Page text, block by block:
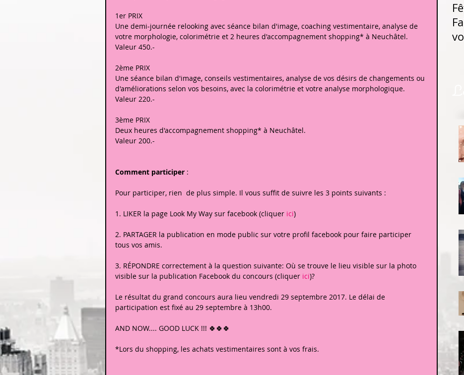
1er PRIX
Une demi-journée relooking avec séance bilan d'image, coaching vestimentaire, analyse de
votre morphologie, colorimétrie et 2 heures d'accompagnement shopping* à Neuchâtel.
Valeur 450.-
2ème PRIX
Une séance bilan d'image, conseils vestimentaires, analyse de vos désirs de changements ou
d'améliorations selon vos besoins, avec la colorimétrie et votre analyse morphologique.
Valeur 220.-
3ème PRIX
Deux heures d'accompagnement shopping* à Neuchâtel.
Valeur 200.-
Comment participer :
Pour participer, rien  de plus simple. Il vous suffit de suivre les 3 points suivants :
1. LIKER la page Look My Way sur facebook (cliquer ici)
2. PARTAGER la publication en mode public sur votre profil facebook pour faire participer
tous vos amis.
3. RÉPONDRE correctement à la question suivante: Où se trouve le lieu visible sur la photo
visible sur la publication Facebook du concours (cliquer ici)?
Le résultat du grand concours aura lieu vendredi 29 septembre 2017. Le délai de
participation est fixé au 29 septembre à 13h00.
AND NOW.... GOOD LUCK !!! 🍀🍀🍀
*Lors du shopping, les achats vestimentaires sont à vos frais.